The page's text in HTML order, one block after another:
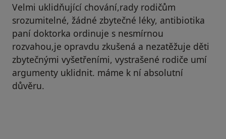
Velmi uklidňující chování,rady rodičům
srozumitelné, žádné zbytečné léky, antibiotika
paní doktorka ordinuje s nesmírnou
rozvahou,je opravdu zkušená a nezatěžuje děti
zbytečnými vyšetřeními, vystrašené rodiče umí
argumenty uklidnit. máme k ní absolutní
důvěru.